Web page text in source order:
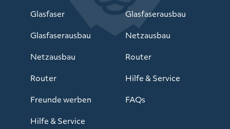
Glasfaser
Glasfaserausbau
Netzausbau
Router
Freunde werben
Hilfe & Service
Glasfaserausbau
Netzausbau
Router
Hilfe & Service
FAQs